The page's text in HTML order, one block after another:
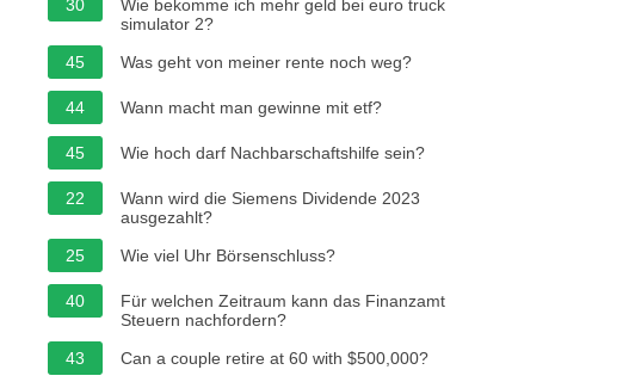
30
Wie bekomme ich mehr geld bei euro truck
simulator 2?
45
Was geht von meiner rente noch weg?
44 Wann macht man gewinne mit etf?
45 Wie hoch darf Nachbarschaftshilfe sein?
22
Wann wird die Siemens Dividende 2023
ausgezahlt?
25
Wie viel Uhr Börsenschluss?
40
Für welchen Zeitraum kann das Finanzamt
Steuern nachfordern?
43
Can a couple retire at 60 with $500,000?